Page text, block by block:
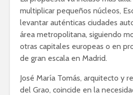
multiplicar pequeños núcleos,
levantar auténticas ciudades
área metropolitana, siguiendo
otras capitales europeas o en
de gran escala en Madrid.
José María Tomás, arquitecto y
del Grao, coincide en la